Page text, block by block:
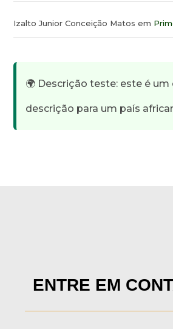
Izalto Junior Conceição Matos em
🌍 Descrição teste: este é
descrição para um país
ENTRE EM